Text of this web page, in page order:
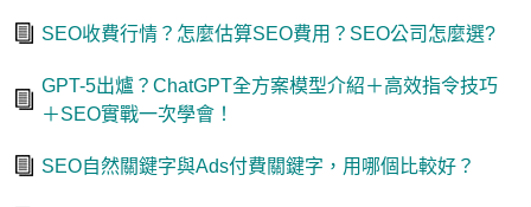
SEO收費行情？怎麼估算SEO費用？SEO公司怎麼選?
GPT-5出爐？ChatGPT全方案模型介紹＋高效指令技巧
＋SEO實戰一次學會！
SEO自然關鍵字與Ads付費關鍵字，用哪個比較好？